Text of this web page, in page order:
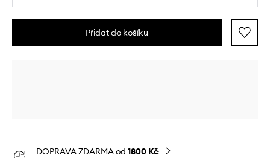
Přidat do košíku
DOPRAVA ZDARMA od 1800 Kč